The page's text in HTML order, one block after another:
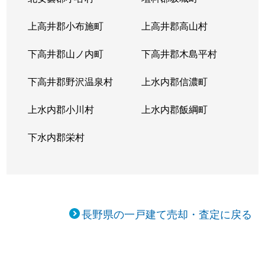
上高井郡小布施町 上高井郡高山村
下高井郡山ノ内町 下高井郡木島平村
下高井郡野沢温泉村 上水内郡信濃町
上水内郡小川村 上水内郡飯綱町
下水内郡栄村
長野県の一戸建て売却・査定に戻る